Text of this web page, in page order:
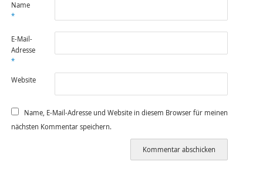
Name
*
E-Mail-
Adresse
*
Website
Name, E-Mail-Adresse und Website in diesem Browser für meinen
nächsten Kommentar speichern.